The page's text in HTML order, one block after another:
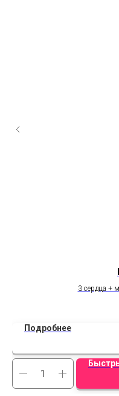
3 сердца +
Подробнее